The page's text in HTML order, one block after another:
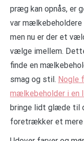
præg kan opnås, er
var
men nu er der et
vælge imellem.
finde en
smag og stil. Nogle
mælkebeholder i en
bringe lidt glæde til
foretrækker et